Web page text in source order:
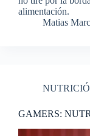
alimentación.
Matias
GAMERS: